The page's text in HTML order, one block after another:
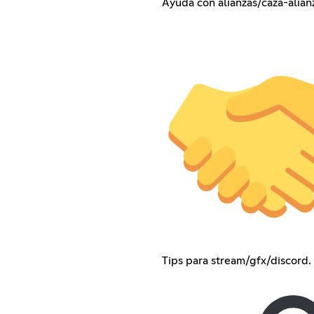
Ayuda con alianzas/caza-
Tips para stream/gfx/discord.